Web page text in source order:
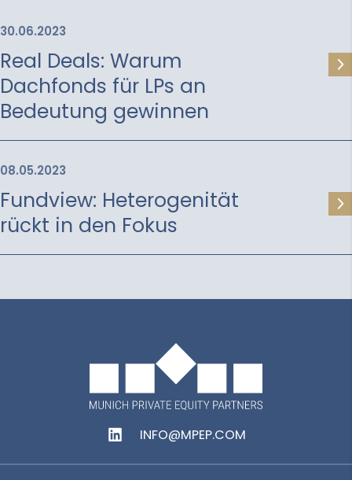
30.06.2023
Real Deals: Warum
Dachfonds für LPs an
Bedeutung gewinnen
08.05.2023
Fundview: Heterogenität
rückt in den Fokus
INFO@MPEP.COM